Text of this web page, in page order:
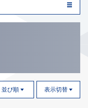
並び順 表示切替